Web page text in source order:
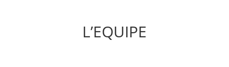
L’EQUIPE